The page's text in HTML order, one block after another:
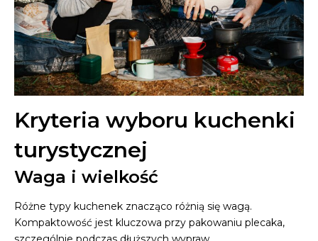
Kryteria wyboru kuchenki
turystycznej
Waga i wielkość
Różne typy kuchenek znacząco różnią się wagą.
Kompaktowość jest kluczowa przy pakowaniu plecaka,